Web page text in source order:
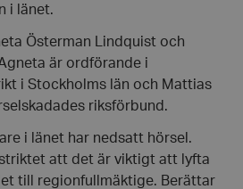
i länet.
Österman Lindquist och
är ordförande i
i Stockholms län och Mattias
riksförbund.
i länet har nedsatt hörsel.
att det är viktigt att lyfta
till regionfullmäktige. Berättar